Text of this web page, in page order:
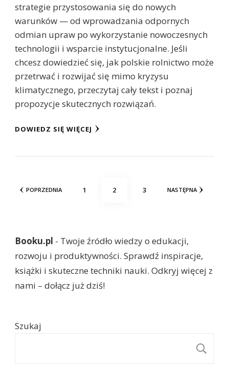
strategie przystosowania się do nowych
warunków — od wprowadzania odpornych
odmian upraw po wykorzystanie nowoczesnych
technologii i wsparcie instytucjonalne. Jeśli
chcesz dowiedzieć się, jak polskie rolnictwo może
przetrwać i rozwijać się mimo kryzysu
klimatycznego, przeczytaj cały tekst i poznaj
propozycje skutecznych rozwiązań.
DOWIEDZ SIĘ WIĘCEJ
Stronicowanie
POPRZEDNIA STRONA
1 STRONA
2 STRONA
3 NASTĘPNA
Booku.pl - Twoje źródło wiedzy o edukacji,
rozwoju i produktywności. Sprawdź inspiracje,
książki i skuteczne techniki nauki. Odkryj więcej z
nami – dołącz już dziś!
Szukaj